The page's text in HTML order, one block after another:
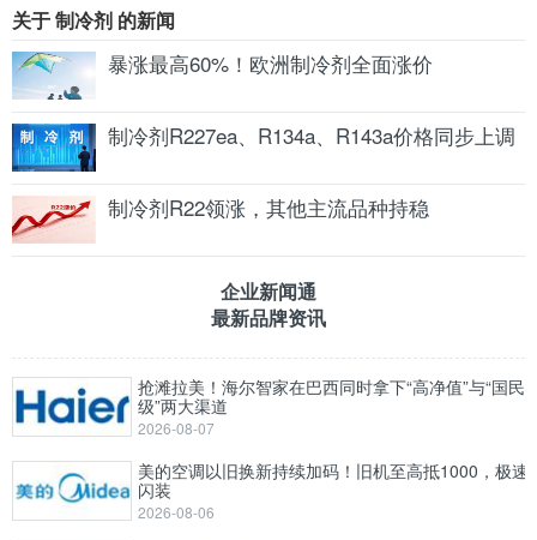
关于 制冷剂 的新闻
暴涨最高60%！欧洲制冷剂全面涨价
制冷剂R227ea、R134a、R143a价格同步上调
制冷剂R22领涨，其他主流品种持稳
企业新闻通
最新品牌资讯
抢滩拉美！海尔智家在巴西同时拿下“高净值”与“国民
级”两大渠道
2026-08-07
美的空调以旧换新持续加码！旧机至高抵1000，极速
闪装
2026-08-06